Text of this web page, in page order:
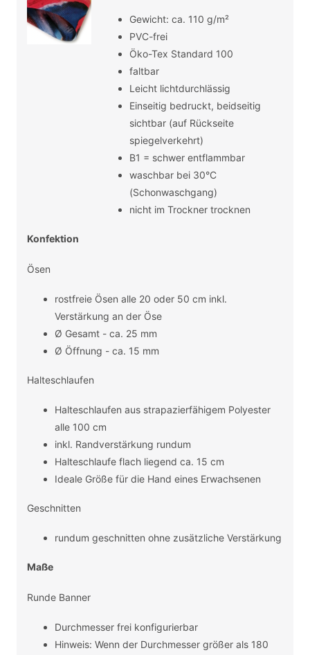
Gewicht: ca. 110 g/m²
PVC-frei
Öko-Tex Standard 100
faltbar
Leicht lichtdurchlässig
Einseitig bedruckt, beidseitig
sichtbar (auf Rückseite
spiegelverkehrt)
B1 = schwer entflammbar
waschbar bei 30°C
(Schonwaschgang)
nicht im Trockner trocknen
Konfektion
Ösen
rostfreie Ösen alle 20 oder 50 cm inkl.
Verstärkung an der Öse
Ø Gesamt - ca. 25 mm
Ø Öffnung - ca. 15 mm
Halteschlaufen
Halteschlaufen aus strapazierfähigem Polyester
alle 100 cm
inkl. Randverstärkung rundum
Halteschlaufe flach liegend ca. 15 cm
Ideale Größe für die Hand eines Erwachsenen
Geschnitten
rundum geschnitten ohne zusätzliche Verstärkung
Maße
Runde Banner
Durchmesser frei konfigurierbar
Hinweis: Wenn der Durchmesser größer als 180